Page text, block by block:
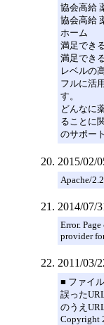
協会高給
協会高給
ホーム
満足でき
満足でき
レベルの
フルに活
す。
どんなに
ることに
のサポー
2015/02/
Apache/
2014/07/
Error.
provider
2011/03/
■ ファイ
誤った
のうえ
Copyright